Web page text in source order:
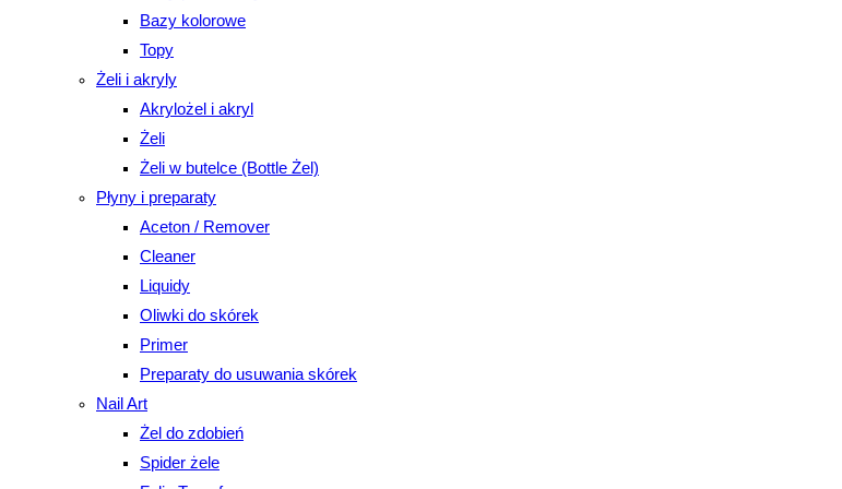
Bazy kolorowe
Topy
Żeli i akryly
Akrylożel i akryl
Żeli
Żeli w butelce (Bottle Żel)
Płyny i preparaty
Aceton / Remover
Cleaner
Liquidy
Oliwki do skórek
Primer
Preparaty do usuwania skórek
Nail Art
Żel do zdobień
Spider żele